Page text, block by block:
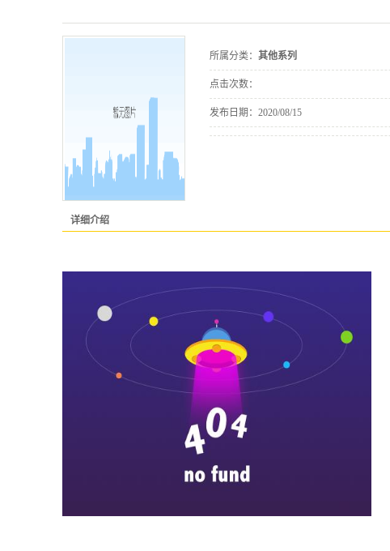
所属分类： 其他系列
点击次数：
发布日期： 2020/08/15
详细介绍